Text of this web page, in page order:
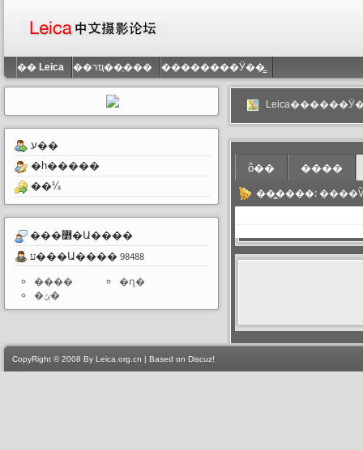
�� Leica ��רҵ��֤��� ��������Ӱ��̳
ע��
�һ�����
��¼
���߻�Ա����
ע���Ա���� 98488
����
�ղ�
�ݵ�
ȫ�� ����
��̳����:
CopyRight © 2008 By Leica.org.cn | Based on Discuz!